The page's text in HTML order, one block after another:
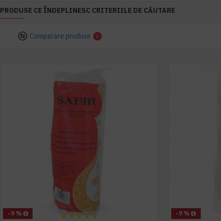
PRODUSE CE ÎNDEPLINESC CRITERIILE DE CĂUTARE
Comparare produse 0
-9 % -9 %